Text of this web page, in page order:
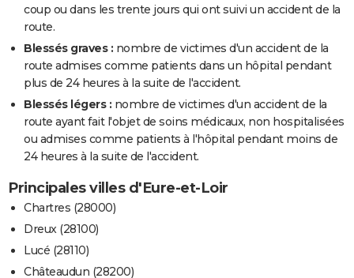
coup ou dans les trente jours qui ont suivi un accident de la
route.
Blessés graves : nombre de victimes d'un accident de la
route admises comme patients dans un hôpital pendant
plus de 24 heures à la suite de l'accident.
Blessés légers : nombre de victimes d'un accident de la
route ayant fait l'objet de soins médicaux, non hospitalisées
ou admises comme patients à l'hôpital pendant moins de
24 heures à la suite de l'accident.
Principales villes d'Eure-et-Loir
Chartres (28000)
Dreux (28100)
Lucé (28110)
Châteaudun (28200)